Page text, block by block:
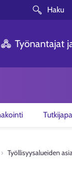
Haku
Työnantajat
Työllisyysalueiden